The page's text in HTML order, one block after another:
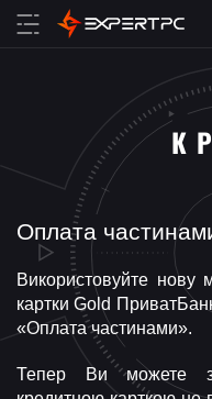
Оплата
Використовуйте нову
картки Gold
«Оплата частинами».
Тепер Ви можете